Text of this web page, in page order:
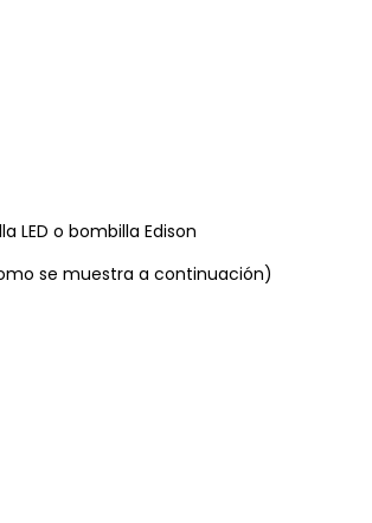
LED o bombilla Edison
se muestra a continuación)